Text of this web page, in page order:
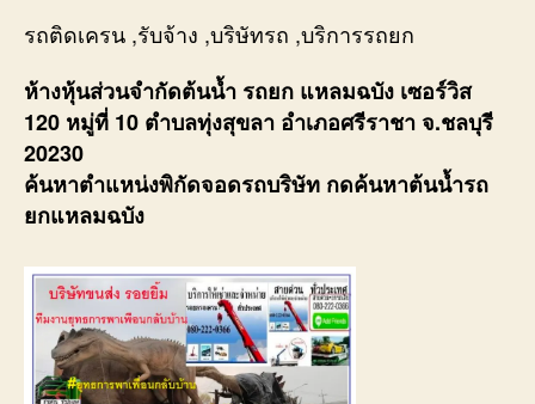
รถติดเครน ,รับจ้าง ,บริษัทรถ ,บริการรถยก
ห้างหุ้นส่วนจำกัดต้นน้ำ รถยก แหลมฉบัง เซอร์วิส
120 หมู่ที่ 10 ตำบลทุ่งสุขลา อำเภอศรีราชา จ.ชลบุรี
20230
ค้นหาตำแหน่งพิกัดจอดรถบริษัท กดค้นหาต้นน้ำรถ
ยกแหลมฉบัง